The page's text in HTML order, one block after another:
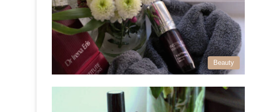
Beauty